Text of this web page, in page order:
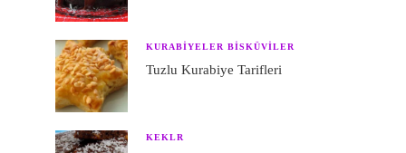
KURABIYELER BISKÜVILER
Tuzlu Kurabiye Tarifleri
KEKLR